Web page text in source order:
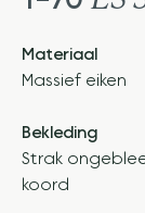
Materiaal
Massief eiken
Bekleding
Strak
koord